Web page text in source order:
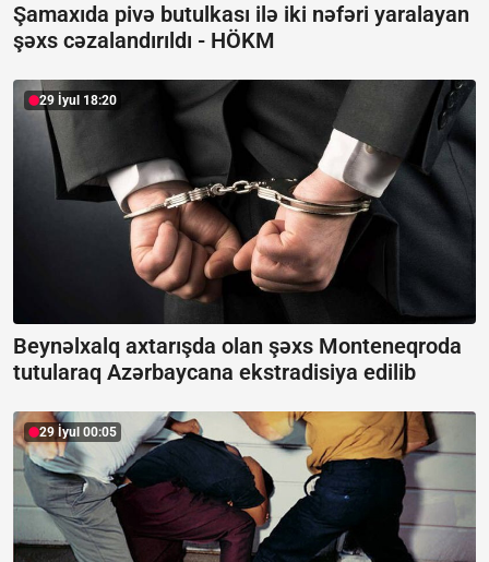
Şamaxıda pivə butulkası ilə iki nəfəri yaralayan
şəxs cəzalandırıldı - HÖKM
29 İyul 18:20
Beynəlxalq axtarışda olan şəxs Monteneqroda
tutularaq Azərbaycana ekstradisiya edilib
29 İyul 00:05